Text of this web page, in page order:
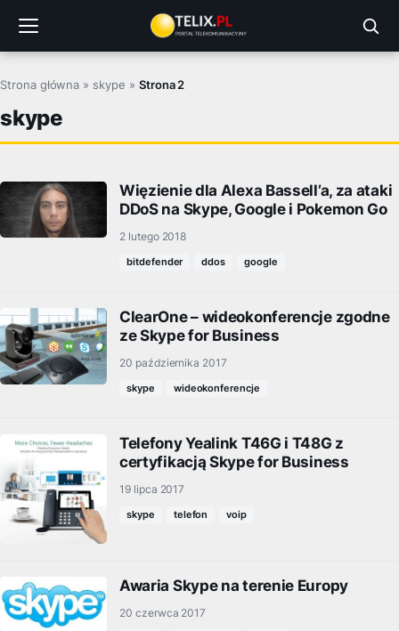
treści
Strona główna » skype » Strona 2
skype
Więzienie dla Alexa Bassell’a, za ataki
DDoS na Skype, Google i Pokemon Go
2 lutego 2018
bitdefender ddos google
ClearOne – wideokonferencje zgodne
ze Skype for Business
20 października 2017
skype wideokonferencje
Telefony Yealink T46G i T48G z
certyfikacją Skype for Business
19 lipca 2017
skype telefon voip
Awaria Skype na terenie Europy
20 czerwca 2017